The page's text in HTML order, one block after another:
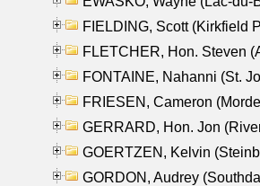
FIELDING, Scott (Kirkfield
FLETCHER, Hon. Steven
FONTAINE, Nahanni (St.
FRIESEN, Cameron
GERRARD, Hon. Jon
GOERTZEN, Kelvin
GORDON, Audrey